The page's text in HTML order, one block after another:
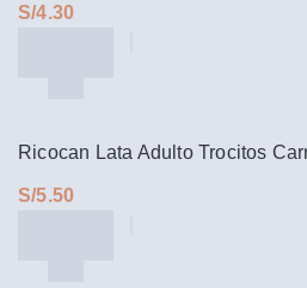
S/
Ricocan Lata Adulto Trocitos
S/